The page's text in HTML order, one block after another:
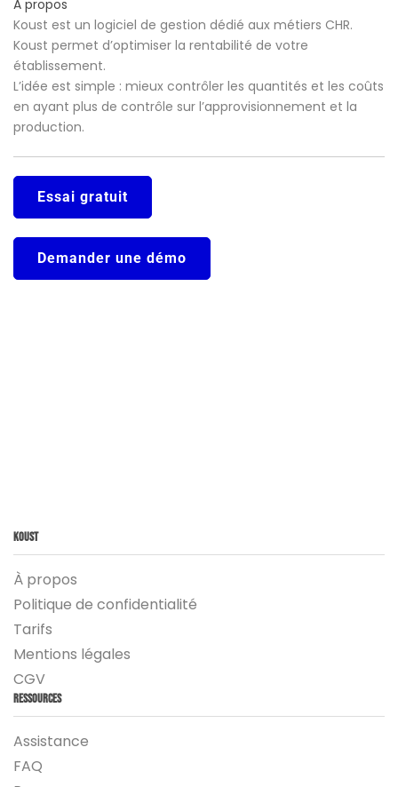
A propos
Koust est un logiciel de gestion dédié aux métiers CHR.
Koust permet d’optimiser la rentabilité de votre
établissement.
L’idée est simple : mieux contrôler les quantités et les coûts
en ayant plus de contrôle sur l’approvisionnement et la
production.
Essai gratuit
Demander une démo
Koust
À propos
Politique de confidentialité
Tarifs
Mentions légales
CGV
Ressources
Assistance
FAQ